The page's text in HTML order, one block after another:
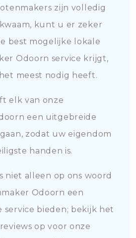
zijn volledig
kunt u er zeker
best mogelijke lokale
Odoorn service krijgt,
meest nodig heeft.
elk van onze
een uitgebreide
zodat uw eigendom
handen is.
niet alleen op ons woord
Odoorn een
service bieden; bekijk het
op voor onze